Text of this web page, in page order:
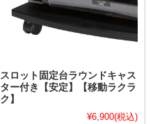
スロット固定台ラウンドキャス
ター付き【安定】【移動ラクラ
ク】
¥6,900(税込)